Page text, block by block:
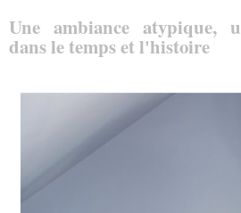
Une ambiance atypique,
dans le temps et l'histoire